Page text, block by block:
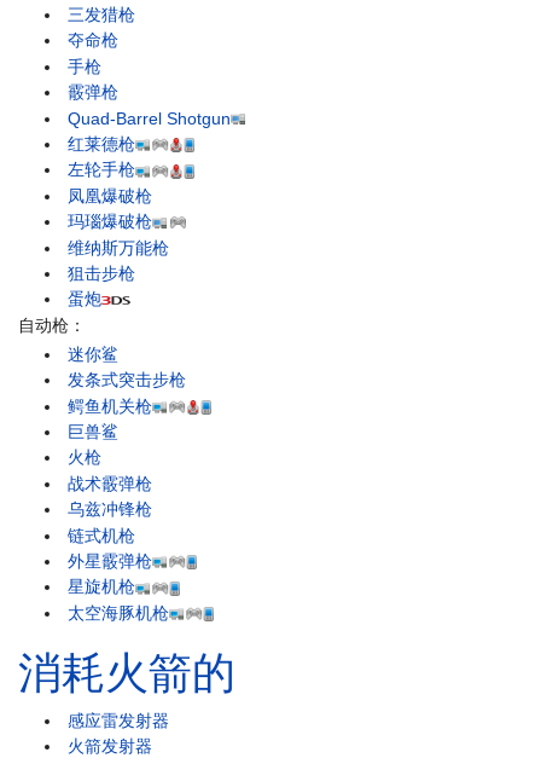
三发猎枪
夺命枪
手枪
霰弹枪
Quad-Barrel Shotgun
红莱德枪
左轮手枪
凤凰爆破枪
玛瑙爆破枪
维纳斯万能枪
狙击步枪
蛋炮
自动枪：
迷你鲨
发条式突击步枪
鳄鱼机关枪
巨兽鲨
火枪
战术霰弹枪
乌兹冲锋枪
链式机枪
外星霰弹枪
星旋机枪
太空海豚机枪
消耗火箭的
感应雷发射器
火箭发射器